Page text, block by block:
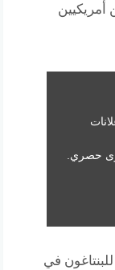
أمريكيين
حصري.
في